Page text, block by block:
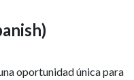
oportunidad única para